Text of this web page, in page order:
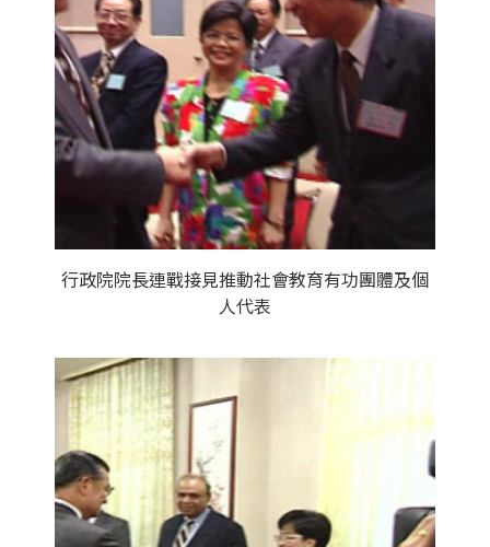
行政院院長連戰接見推動社會教育有功團體及個
人代表